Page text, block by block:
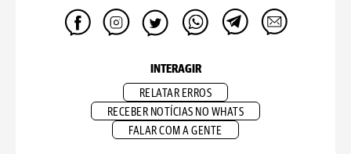
INTERAGIR
RELATAR ERROS
RECEBER NOTÍCIAS NO WHATS
FALAR COM A GENTE